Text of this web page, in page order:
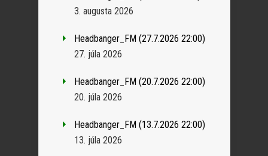
3. augusta 2026
Headbanger_FM (27.7.2026 22:00)
27. júla 2026
Headbanger_FM (20.7.2026 22:00)
20. júla 2026
Headbanger_FM (13.7.2026 22:00)
13. júla 2026